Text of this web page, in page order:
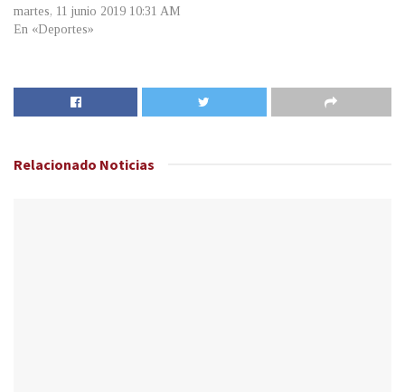
martes, 11 junio 2019 10:31 AM
En «Deportes»
Relacionado Noticias